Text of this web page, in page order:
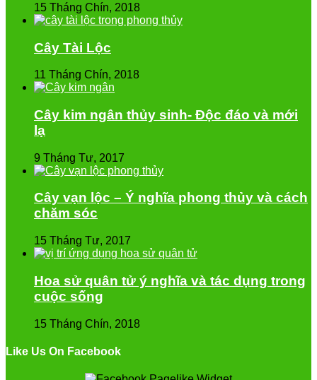
15 Tháng Chín, 2018
Cây Tài Lộc
11 Tháng Chín, 2018
Cây kim ngân thủy sinh- Độc đáo và mới
lạ
9 Tháng Tư, 2017
Cây vạn lộc – Ý nghĩa phong thủy và cách
chăm sóc
15 Tháng Tư, 2017
Hoa sử quân tử ý nghĩa và tác dụng trong
cuộc sống
15 Tháng Chín, 2018
Like Us On Facebook